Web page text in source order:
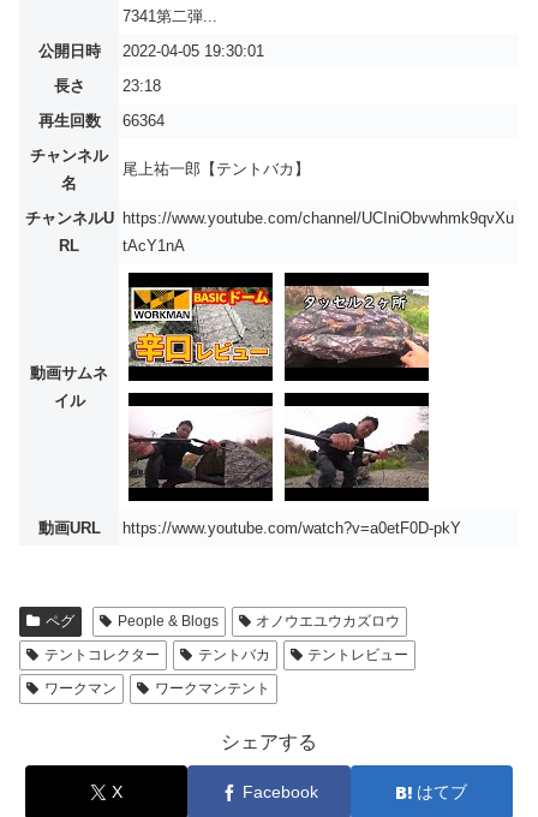
7341第二弾...
公開日時
2022-04-05 19:30:01
長さ
23:18
再生回数
66364
チャンネル
名
尾上祐一郎【テントバカ】
チャンネルU
RL
https://www.youtube.com/channel/UCIniObvwhmk9qvXu
tAcY1nA
動画サムネ
イル
動画URL https://www.youtube.com/watch?v=a0etF0D-pkY
ペグ People & Blogs
オノウエユウカズロウ
テントコレクター
テントバカ
テントレビュー
ワークマン
ワークマンテント
シェアする
X Facebook はてブ